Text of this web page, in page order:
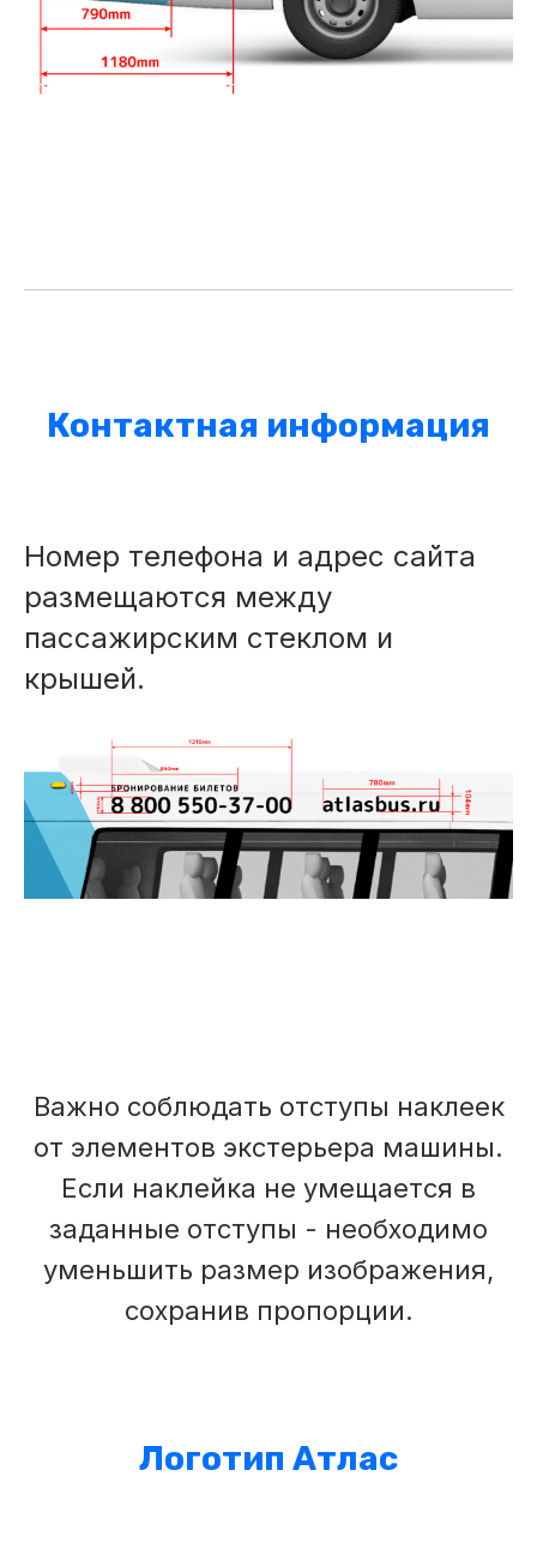
Контактная информация
Номер телефона и адрес сайта
размещаются между
пассажирским стеклом и
крышей.
Важно соблюдать отступы наклеек
от элементов экстерьера машины.
Если наклейка не умещается в
заданные отступы - необходимо
уменьшить размер изображения,
сохранив пропорции.
Логотип Атлас